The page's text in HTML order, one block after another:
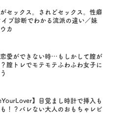
セックス。されどセックス。性癖
イプ診断でわかる流派の違い／妹
カ
愛ができない時…もしかして膣が
膣トレでモテモテふわふわ女子に
】目覚まし時計で挿入も
！？バレない大人のおもちゃレビ